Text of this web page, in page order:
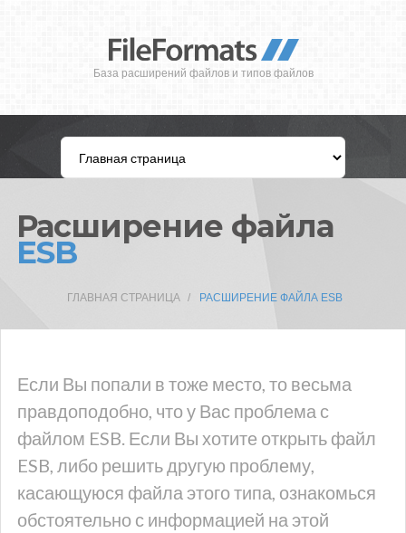
База расширений файлов и типов файлов
Расширение файла
ESB
ГЛАВНАЯ СТРАНИЦА РАСШИРЕНИЕ ФАЙЛА ESB
Если Вы попали в тоже место, то весьма
правдоподобно, что у Вас проблема с
файлом ESB. Если Вы хотите открыть файл
ESB, либо решить другую проблему,
касающуюся файла этого типа, ознакомься
обстоятельно с информацией на этой